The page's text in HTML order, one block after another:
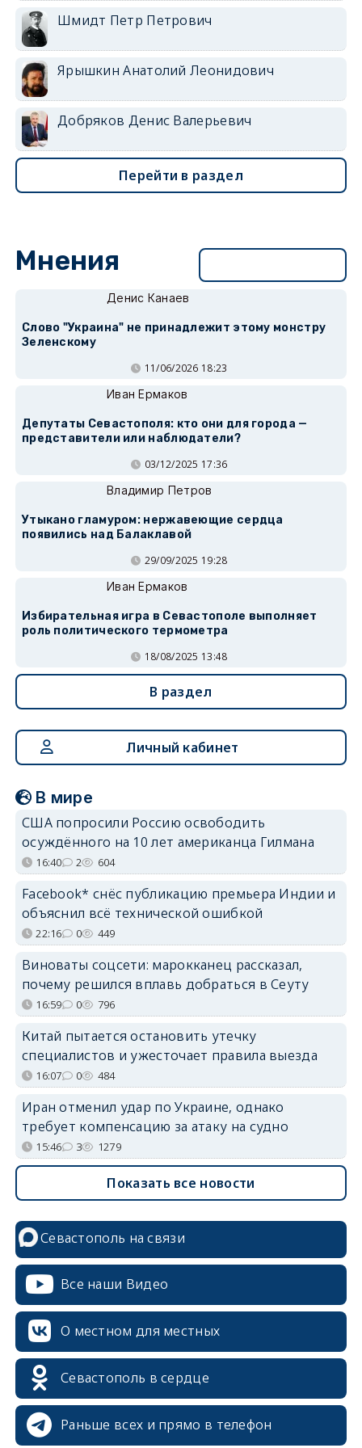
Шмидт Петр Петрович
Ярышкин Анатолий Леонидович
Добряков Денис Валерьевич
Перейти в раздел
Мнения
Денис Канаев
Слово "Украина" не принадлежит этому монстру
Зеленскому
11/06/2026 18:23
Иван Ермаков
Депутаты Севастополя: кто они для города —
представители или наблюдатели?
03/12/2025 17:36
Владимир Петров
Утыкано гламуром: нержавеющие сердца
появились над Балаклавой
29/09/2025 19:28
Иван Ермаков
Избирательная игра в Севастополе выполняет
роль политического термометра
18/08/2025 13:48
В раздел
Личный кабинет
В мире
США попросили Россию освободить
осуждённого на 10 лет американца Гилмана
16:40 2 604
Facebook* снёс публикацию премьера Индии и
объяснил всё технической ошибкой
22:16 0 449
Виноваты соцсети: марокканец рассказал,
почему решился вплавь добраться в Сеуту
16:59 0 796
Китай пытается остановить утечку
специалистов и ужесточает правила выезда
16:07 0 484
Иран отменил удар по Украине, однако
требует компенсацию за атаку на судно
15:46 3 1279
Показать все новости
Севастополь на связи
Все наши Видео
О местном для местных
Севастополь в сердце
Раньше всех и прямо в телефон